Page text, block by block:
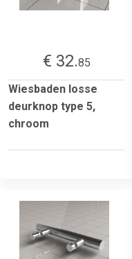
€ 32.85
Wiesbaden losse
deurknop type 5,
chroom